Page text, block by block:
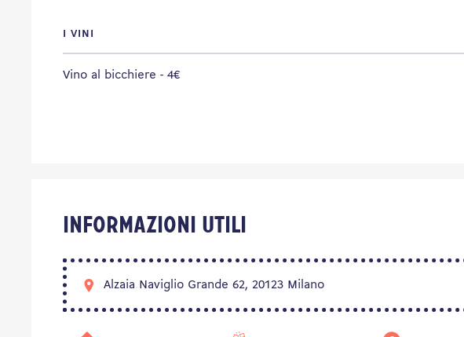
I VINI
Vino al bicchiere - 4€
Informazioni utili
Alzaia Naviglio Grande 62, 20123 Milano